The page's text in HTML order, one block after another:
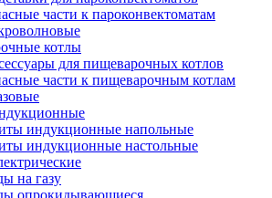
части к пароконвектоматам
котлы
для пищеварочных котлов
части к пищеварочным котлам
индукционные напольные
индукционные настольные
на газу
опрокидывающиеся